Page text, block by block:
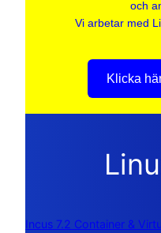
och
Vi arbetar med
Klicka
Incus 7.2 Container &